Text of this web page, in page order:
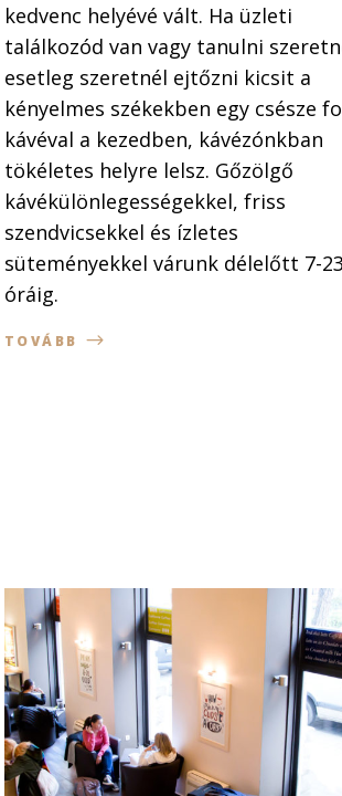
kedvenc helyévé vált. Ha üzleti
találkozód van vagy tanulni
esetleg szeretnél ejtőzni kicsit a
kényelmes székekben egy csésze
kávéval a kezedben, kávézónkban
tökéletes helyre lelsz. Gőzölgő
kávékülönlegességekkel, friss
szendvicsekkel és ízletes
süteményekkel várunk délelőtt 7-23
óráig.
TOVÁBB